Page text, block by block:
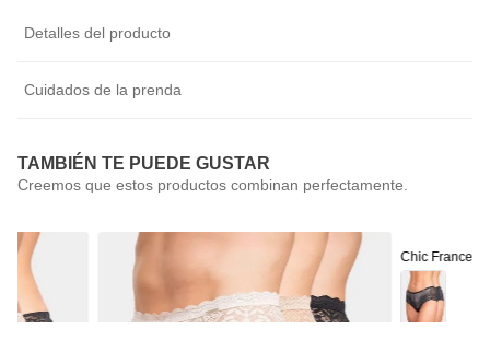
Detalles del producto
Cuidados de la prenda
TAMBIÉN TE PUEDE GUSTAR
Chic France